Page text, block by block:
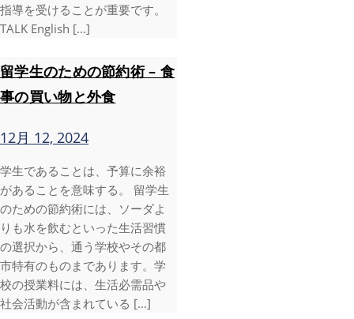
指導を受けることが重要です。
TALK English […]
留学生のための節約術 – 食
事の買い物と外食
12月 12, 2024
学生であることは、予算に余裕
があることを意味する。 留学生
のための節約術には、ソーダよ
りも水を飲むといった生活習慣
の選択から、通う学校やその都
市特有のものまであります。学
校の授業料には、生活必需品や
社会活動が含まれている […]